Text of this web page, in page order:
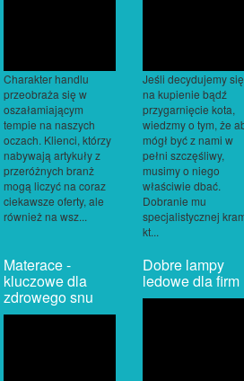
Charakter handlu
przeobraża się w
oszałamiającym
tempie na naszych
oczach. Klienci, którzy
nabywają artykuły z
przeróżnych branż
mogą liczyć na coraz
ciekawsze oferty, ale
również na wsz...
Jeśli decydujemy się
na kupienie bądź
przygarnięcie kota,
wiedzmy o tym, że
mógł być z nami w
pełni szczęśliwy,
musimy o niego
właściwie dbać.
Dobranie mu
specjalistycznej
kt...
Materace -
kluczowe dla
zdrowego snu
Dobre lampy
ledowe dla firm